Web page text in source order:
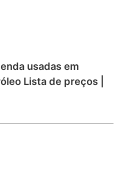
usadas em
Lista de preços |